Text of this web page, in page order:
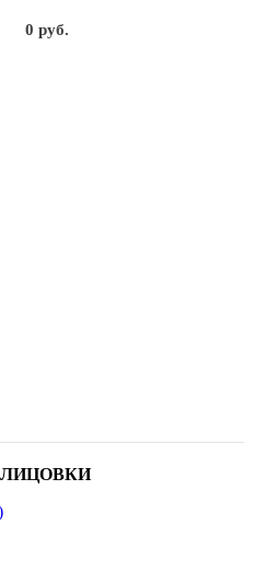
0 руб.